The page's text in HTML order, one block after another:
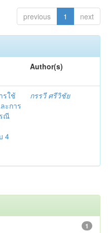
previous 1 next
Author(s)
รใช้
ะการ
ณี
4
กรรวี ศรีวิชัย
1